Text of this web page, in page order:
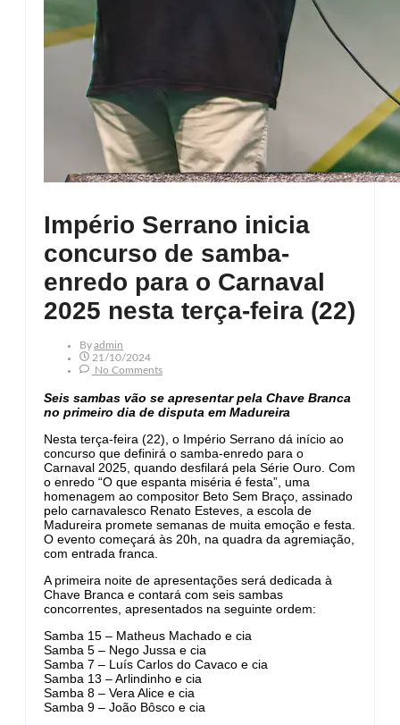
Império Serrano inicia
concurso de samba-
enredo para o Carnaval
2025 nesta terça-feira (22)
ByAdmin
21/10/2024
No Comments
Seis sambas vão se apresentar pela Chave Branca
no primeiro dia de disputa em Madureira
Nesta terça-feira (22), o Império Serrano dá início ao
concurso que definirá o samba-enredo para o
Carnaval 2025, quando desfilará pela Série Ouro. Com
o enredo “O que espanta miséria é festa”, uma
homenagem ao compositor Beto Sem Braço, assinado
pelo carnavalesco Renato Esteves, a escola de
Madureira promete semanas de muita emoção e festa.
O evento começará às 20h, na quadra da agremiação,
com entrada franca.
A primeira noite de apresentações será dedicada à
Chave Branca e contará com seis sambas
concorrentes, apresentados na seguinte ordem:
Samba 15 – Matheus Machado e cia
Samba 5 – Nego Jussa e cia
Samba 7 – Luís Carlos do Cavaco e cia
Samba 13 – Arlindinho e cia
Samba 8 – Vera Alice e cia
Samba 9 – João Bôsco e cia